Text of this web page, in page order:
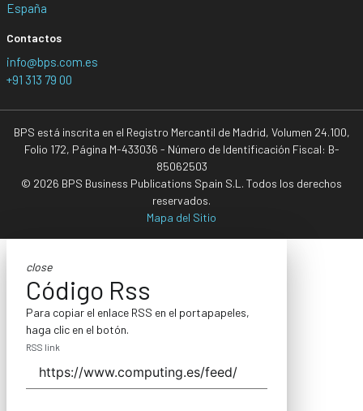
España
Contactos
info@bps.com.es
+91 313 79 00
BPS está inscrita en el Registro Mercantil de Madrid, Volumen 24.100,
Folio 172, Página M-433036 - Número de Identificación Fiscal: B-
85062503
© 2026 BPS Business Publications Spain S.L. Todos los derechos
reservados.
Mapa del Sitio
close
Código Rss
Para copiar el enlace RSS en el portapapeles,
haga clic en el botón.
RSS link